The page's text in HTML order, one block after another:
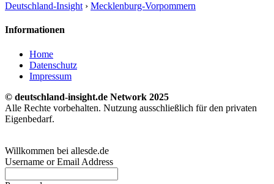
Deutschland-Insight › Mecklenburg-Vorpommern
Informationen
Home
Datenschutz
Impressum
© deutschland-insight.de Network 2025
Alle Rechte vorbehalten. Nutzung ausschließlich für den privaten
Eigenbedarf.
Willkommen bei allesde.de
Username or Email Address